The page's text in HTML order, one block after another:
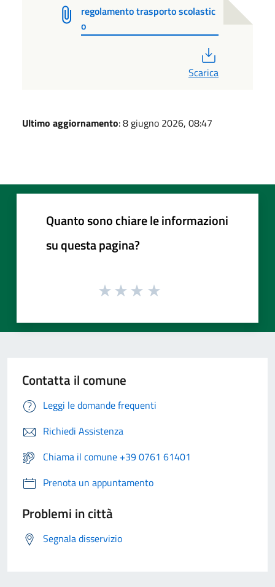
regolamento trasporto scolastic
o
Scarica
Ultimo aggiornamento: 8 giugno 2026, 08:47
Quanto sono chiare le informazioni
su questa pagina?
Contatta il comune
Leggi le domande frequenti
Richiedi Assistenza
Chiama il comune +39 0761 61401
Prenota un appuntamento
Problemi in città
Segnala disservizio